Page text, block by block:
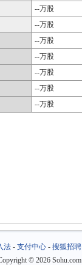
--万股
--万股
--万股
--万股
--万股
--万股
--万股
法- 支付中心- 搜狐招聘
© 2026